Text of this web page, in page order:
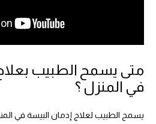
متى يسمح الطبيب
في المنزل ؟
يسمح الطبيب لعلاج إدمان البيسة في